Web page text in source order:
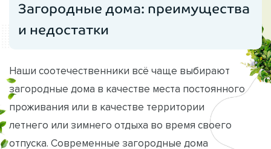
Загородные дома: преимущества
и недостатки
Наши соотечественники всё чаще выбирают
загородные дома в качестве места постоянного
проживания или в качестве территории
летнего или зимнего отдыха во время своего
отпуска. Современные загородные дома